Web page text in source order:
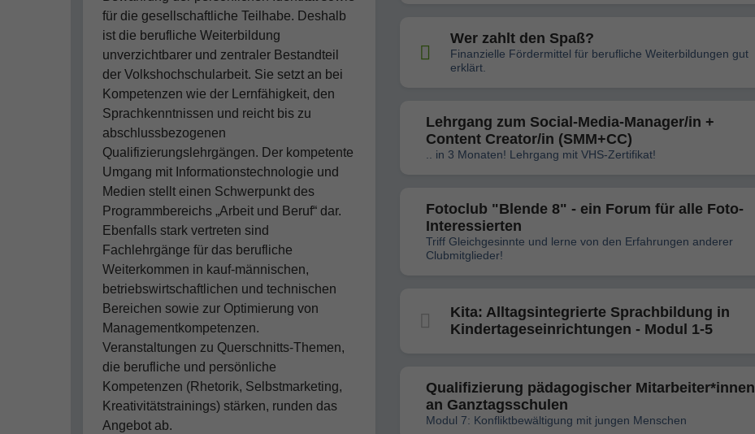
für die gesellschaftliche Teilhabe. Deshalb
ist die berufliche Weiterbildung
unverzichtbarer und zentraler Bestandteil
der Volkshochschularbeit. Sie setzt an bei
Kompetenzen wie der Lernfähigkeit, den
Sprachkenntnissen und reicht bis zu
abschlussbezogenen
Qualifizierungslehrgängen. Der kompetente
Umgang mit Informationstechnologie und
Medien stellt einen Schwerpunkt des
Programmbereichs „Arbeit und Beruf“ dar.
Ebenfalls stark vertreten sind
Fachlehrgänge für das berufliche
Weiterkommen in kauf-männischen,
betriebswirtschaftlichen und technischen
Bereichen sowie zur Optimierung von
Managementkompetenzen.
Veranstaltungen zu Querschnitts-Themen,
die berufliche und persönliche
Kompetenzen (Rhetorik, Selbstmarketing,
Kreativitätstrainings) stärken, runden das
Angebot ab.
Wer zahlt den Spaß?
Finanzielle Fördermittel für berufliche Weiterbildungen gut
erklärt.
Lehrgang zum Social-Media-Manager/in +
Content Creator/in (SMM+CC)
.. in 3 Monaten! Lehrgang mit VHS-Zertifikat!
Fotoclub "Blende 8" - ein Forum für alle Foto-
Interessierten
Triff Gleichgesinnte und lerne von den Erfahrungen anderer
Clubmitglieder!
Kita: Alltagsintegrierte Sprachbildung in
Kindertageseinrichtungen - Modul 1-5
Qualifizierung pädagogischer Mitarbeiter*innen
an Ganztagsschulen
Modul 7: Konfliktbewältigung mit jungen Menschen